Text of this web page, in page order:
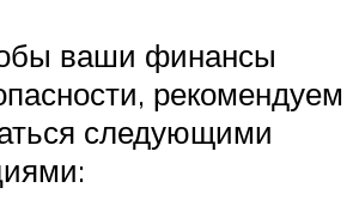
ваши финансы
рекомендуем
следующими